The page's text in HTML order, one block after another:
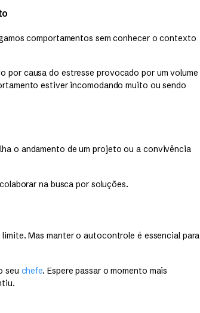
comportamentos sem conhecer o contexto
por causa do estresse provocado por um volume
estiver incomodando muito ou sendo
o andamento de um projeto ou a convivência
na busca por soluções.
Mas manter o autocontrole é essencial para
seu chefe. Espere passar o momento mais